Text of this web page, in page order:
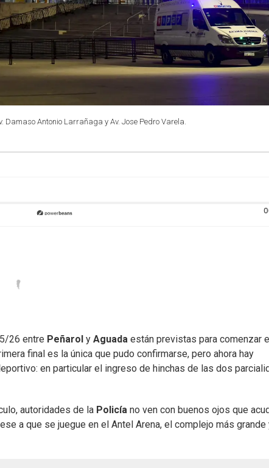
Damaso Antonio Larrañaga y Av. Jose Pedro Varela.
26 entre Peñarol y Aguada están previstas para comenzar
final es la única que pudo confirmarse, pero ahora hay
en particular el ingreso de hinchas de las dos
autoridades de la Policía no ven con buenos ojos que
a que se juegue en el Antel Arena, el complejo más grande